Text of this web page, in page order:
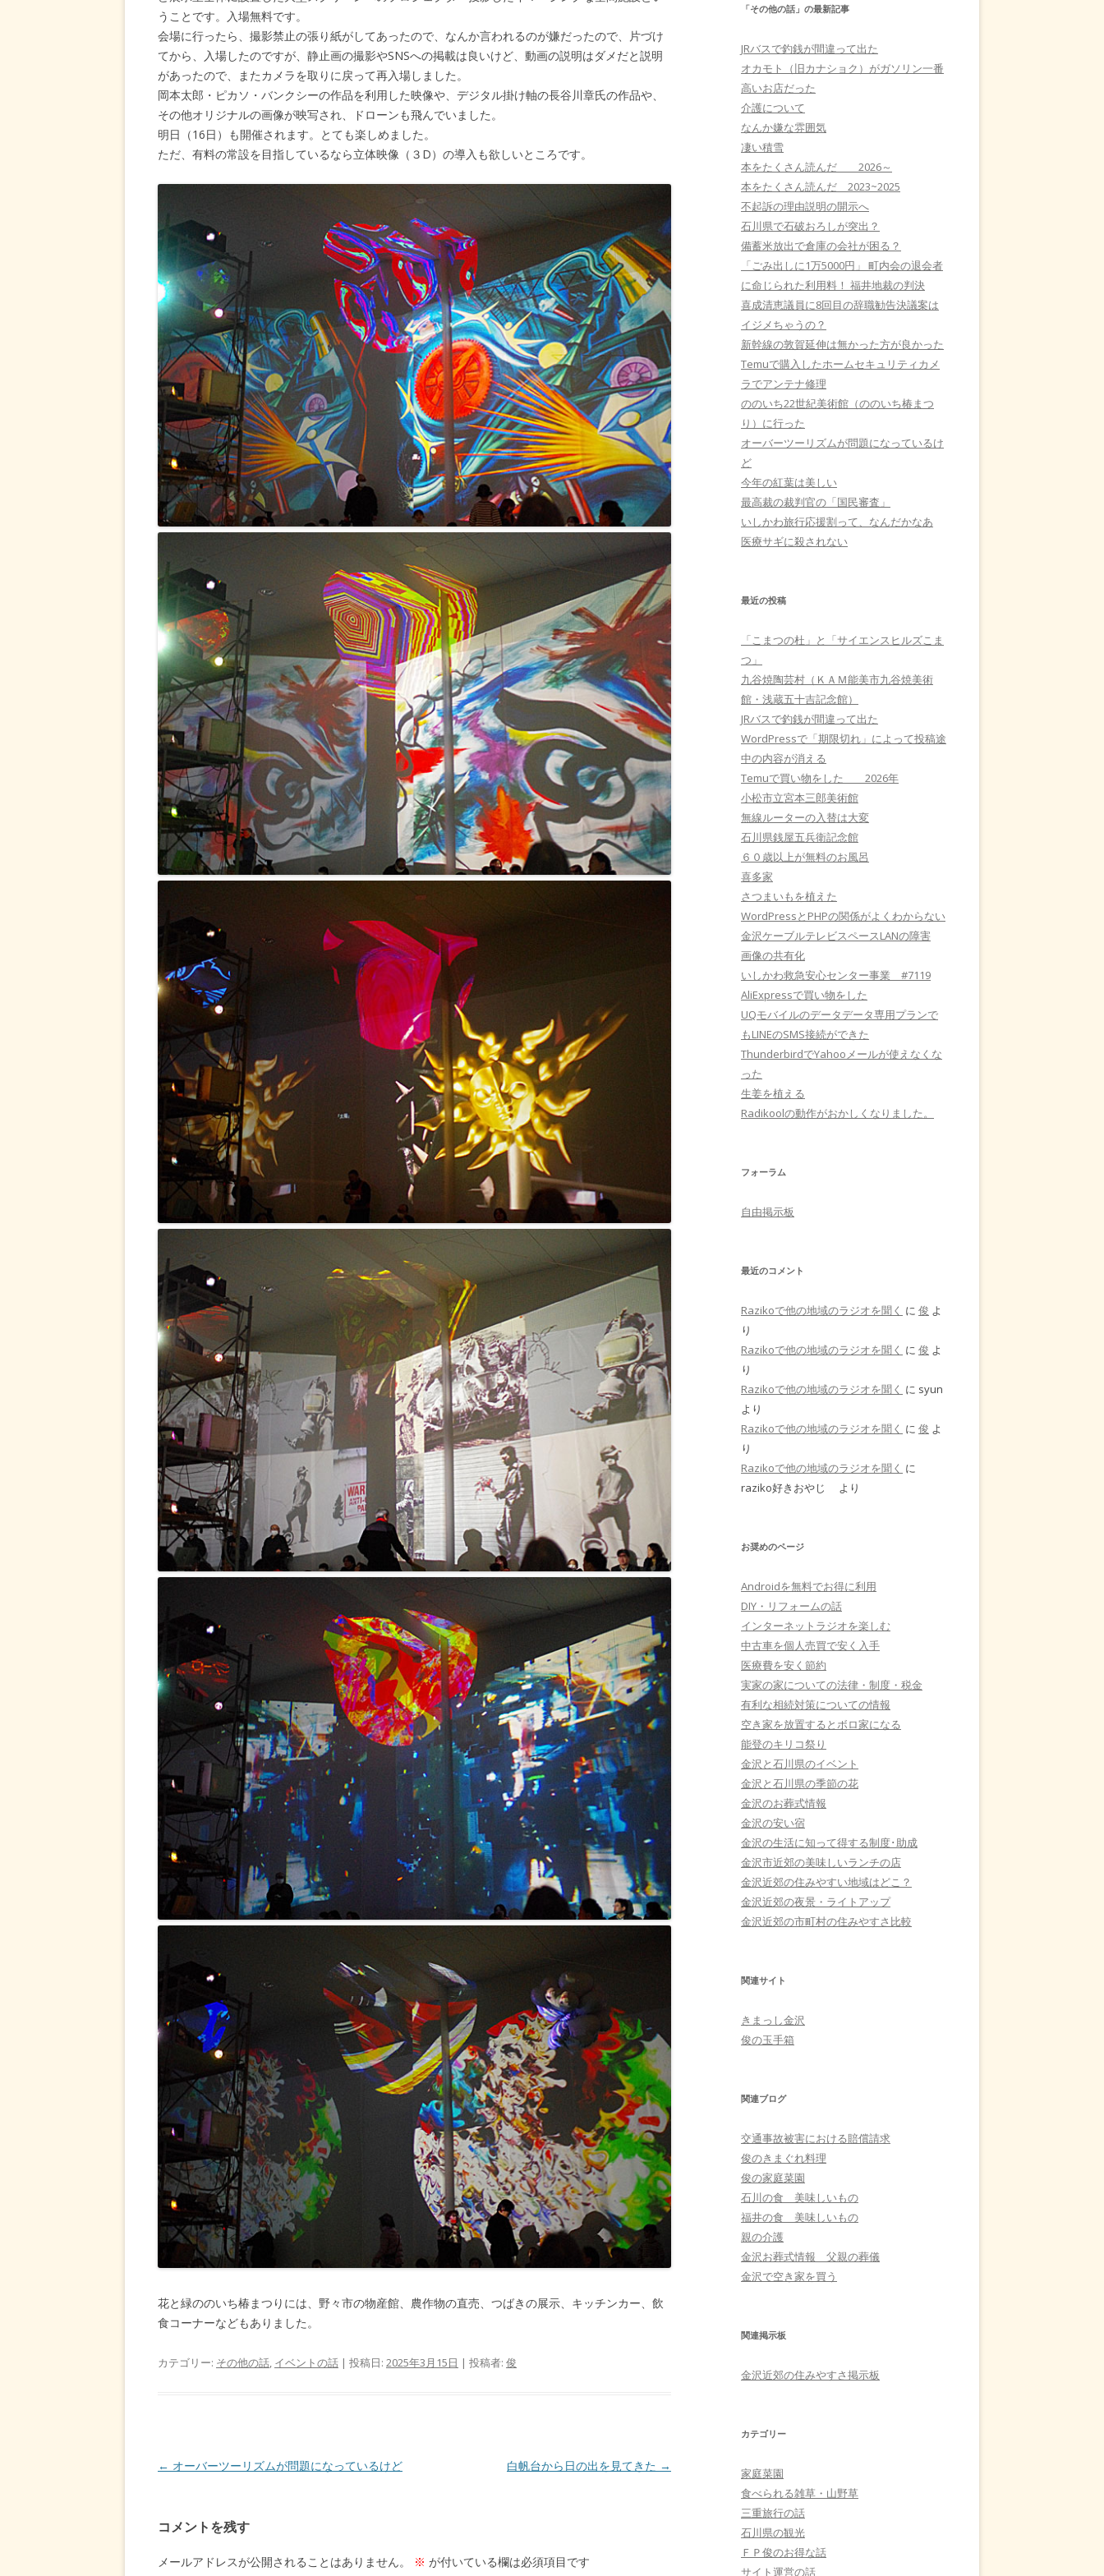
うことです。入場無料です。
会場に行ったら、撮影禁止の張り紙がしてあったので、なんか言われるのが嫌だったので、片づけ
てから、入場したのですが、静止画の撮影やSNSへの掲載は良いけど、動画の説明はダメだと説明
があったので、またカメラを取りに戻って再入場しました。
岡本太郎・ピカソ・バンクシーの作品を利用した映像や、デジタル掛け軸の長谷川章氏の作品や、
その他オリジナルの画像が映写され、ドローンも飛んでいました。
明日（16日）も開催されます。とても楽しめました。
ただ、有料の常設を目指しているなら立体映像（３D）の導入も欲しいところです。
花と緑ののいち椿まつりには、野々市の物産館、農作物の直売、つばきの展示、キッチンカー、飲
食コーナーなどもありました。
カテゴリー: その他の話, イベントの話 | 投稿日: 2025年3月15日 | 投稿者: 俊
投
ビ
ゲ
← オーバーツーリズムが問題になっているけど 白帆台から日の出を見てきた →
コメントを残す
メールアドレスが公開されることはありません。 ※ が付いている欄は必須項目です
「その他の話」の最新記事
JRバスで釣銭が間違って出た
オカモト（旧カナショク）がガソリン一番
高いお店だった
介護について
なんか嫌な雰囲気
凄い積雪
本をたくさん読んだ 2026～
本をたくさん読んだ 2023~2025
不起訴の理由説明の開示へ
石川県で石破おろしが突出？
備蓄米放出で倉庫の会社が困る？
「ごみ出しに1万5000円」 町内会の退会者
に命じられた利用料！ 福井地裁の判決
喜成清恵議員に8回目の辞職勧告決議案は
イジメちゃうの？
新幹線の敦賀延伸は無かった方が良かった
Temuで購入したホームセキュリティカメ
ラでアンテナ修理
ののいち22世紀美術館（ののいち椿まつ
り）に行った
オーバーツーリズムが問題になっているけ
ど
今年の紅葉は美しい
最高裁の裁判官の「国民審査」
いしかわ旅行応援割って、なんだかなあ
医療サギに殺されない
最近の投稿
「こまつの杜」と「サイエンスヒルズこま
つ」
九谷焼陶芸村（ＫＡＭ能美市九谷焼美術
館・浅蔵五十吉記念館）
JRバスで釣銭が間違って出た
WordPressで「期限切れ」によって投稿途
中の内容が消える
Temuで買い物をした 2026年
小松市立宮本三郎美術館
無線ルーターの入替は大変
石川県銭屋五兵衛記念館
６０歳以上が無料のお風呂
喜多家
さつまいもを植えた
WordPressとPHPの関係がよくわからない
金沢ケーブルテレビスペースLANの障害
画像の共有化
いしかわ救急安心センター事業 #7119
AliExpressで買い物をした
UQモバイルのデータデータ専用プランで
もLINEのSMS接続ができた
ThunderbirdでYahooメールが使えなくな
った
生姜を植える
Radikoolの動作がおかしくなりました。
フォーラム
自由掲示板
最近のコメント
Razikoで他の地域のラジオを聞く に 俊 よ
り
Razikoで他の地域のラジオを聞く に 俊 よ
り
Razikoで他の地域のラジオを聞く に syun
より
Razikoで他の地域のラジオを聞く に 俊 よ
り
Razikoで他の地域のラジオを聞く に
raziko好きおやじ
より
お奨めのページ
Androidを無料でお得に利用
DIY・リフォームの話
インターネットラジオを楽しむ
中古車を個人売買で安く入手
医療費を安く節約
実家の家についての法律・制度・税金
有利な相続対策についての情報
空き家を放置するとボロ家になる
能登のキリコ祭り
金沢と石川県のイベント
金沢と石川県の季節の花
金沢のお葬式情報
金沢の安い宿
金沢の生活に知って得する制度･助成
金沢市近郊の美味しいランチの店
金沢近郊の住みやすい地域はどこ？
金沢近郊の夜景・ライトアップ
金沢近郊の市町村の住みやすさ比較
関連サイト
きまっし金沢
俊の玉手箱
関連ブログ
交通事故被害における賠償請求
俊のきまぐれ料理
俊の家庭菜園
石川の食 美味しいもの
福井の食 美味しいもの
親の介護
金沢お葬式情報 父親の葬儀
金沢で空き家を買う
関連掲示板
金沢近郊の住みやすさ掲示板
カテゴリー
家庭菜園
食べられる雑草・山野草
三重旅行の話
石川県の観光
ＦＰ俊のお得な話
サイト運営の話